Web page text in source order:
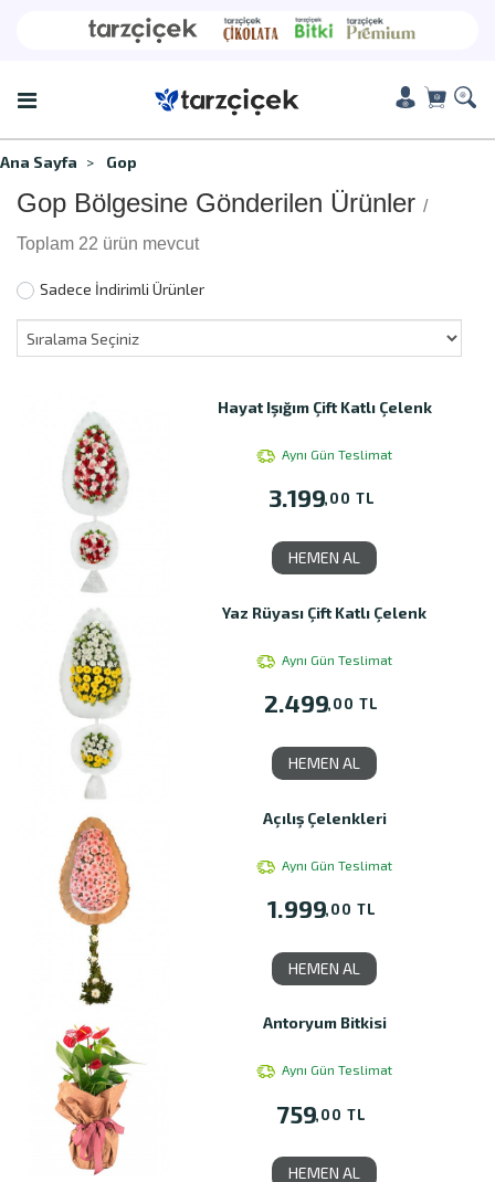
Ana Sayfa Gop
Gop Bölgesine Gönderilen Ürünler /
Toplam 22 ürün mevcut
Sadece İndirimli Ürünler
Hayat Işığım Çift Katlı Çelenk
Aynı Gün Teslimat
3.199,00 TL
HEMEN AL
Yaz Rüyası Çift Katlı Çelenk
Aynı Gün Teslimat
2.499,00 TL
HEMEN AL
Açılış Çelenkleri
Aynı Gün Teslimat
1.999,00 TL
HEMEN AL
Antoryum Bitkisi
Aynı Gün Teslimat
759,00 TL
HEMEN AL